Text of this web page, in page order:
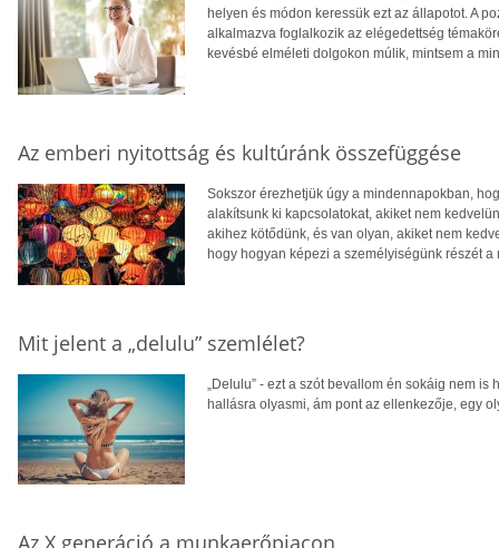
helyen és módon keressük ezt az állapotot. A
alkalmazva foglalkozik az elégedettség
kevésbé elméleti dolgokon múlik, mintsem a
Az emberi nyitottság és kultúránk összefüggése
Sokszor érezhetjük úgy a mindennapokban,
alakítsunk ki kapcsolatokat, akiket nem
akihez kötődünk, és van olyan, akiket nem
hogy hogyan képezi a személyiségünk részét
Mit jelent a „delulu” szemlélet?
„Delulu” - ezt a szót bevallom én sokáig nem
hallásra olyasmi, ám pont az ellenkezője, egy
Az X generáció a munkaerőpiacon